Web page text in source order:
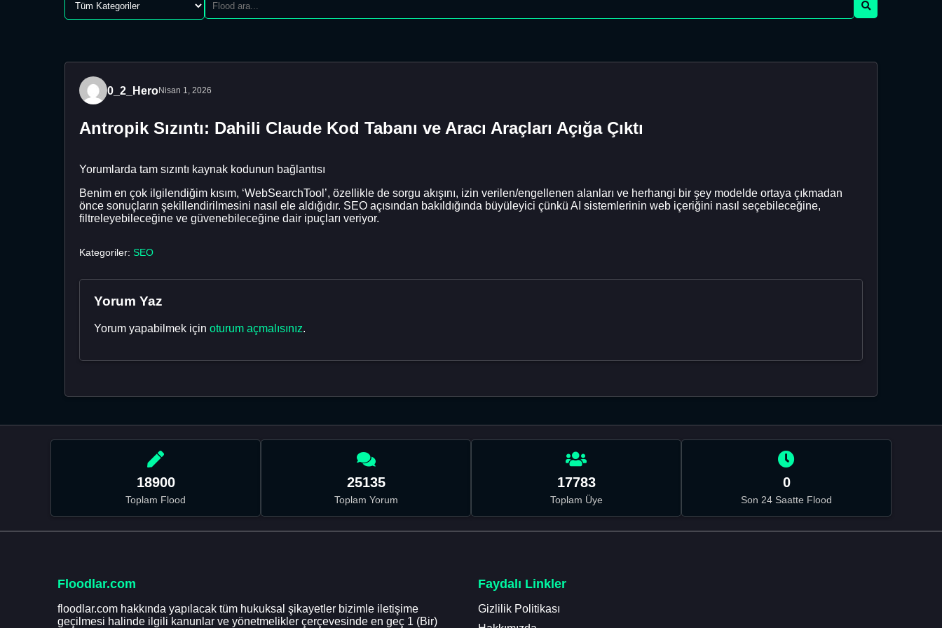
0_2_HeroNisan 1, 2026
Antropik Sızıntı: Dahili Claude Kod Tabanı ve Aracı Araçları Açığa Çıktı
Yorumlarda tam sızıntı kaynak kodunun bağlantısı
Benim en çok ilgilendiğim kısım, ‘WebSearchTool’, özellikle de sorgu akışını, izin verilen/engellenen alanları ve herhangi bir şey modelde ortaya çıkmadan
önce sonuçların şekillendirilmesini nasıl ele aldığıdır. SEO açısından bakıldığında büyüleyici çünkü AI sistemlerinin web içeriğini nasıl seçebileceğine,
filtreleyebileceğine ve güvenebileceğine dair ipuçları veriyor.
Kategoriler: SEO
Yorum Yaz
Yorum yapabilmek için oturum açmalısınız.
18900
Toplam Flood
25135
Toplam Yorum
17783
Toplam Üye
0
Son 24 Saatte Flood
Floodlar.com
floodlar.com hakkında yapılacak tüm hukuksal şikayetler bizimle iletişime
geçilmesi halinde ilgili kanunlar ve yönetmelikler çerçevesinde en geç 1 (Bir)
Faydalı Linkler
Gizlilik Politikası